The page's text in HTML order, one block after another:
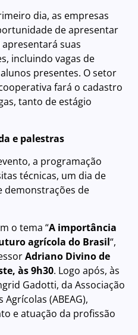
dia, as empresas
de apresentar
suas
incluindo vagas de
presentes. O setor
fará o cadastro
tanto de estágio
e palestras
a programação
técnicas, um dia de
demonstrações de
o tema “A importância
agrícola do Brasil“,
Adriano Divino de
às 9h30. Logo após, às
Gadotti, da Associação
(ABEAG),
e atuação da profissão